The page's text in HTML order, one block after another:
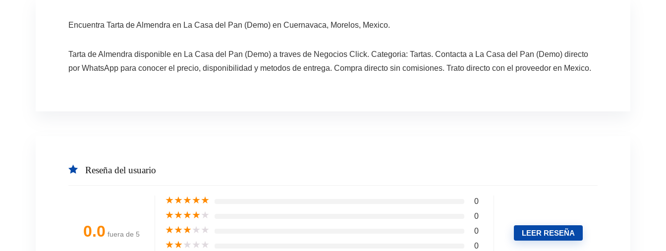
Encuentra Tarta de Almendra en La Casa del Pan (Demo) en Cuernavaca, Morelos, Mexico.
Tarta de Almendra disponible en La Casa del Pan (Demo) a traves de Negocios Click. Categoria: Tartas. Contacta a La Casa del Pan (Demo) directo
por WhatsApp para conocer el precio, disponibilidad y metodos de entrega. Compra directo sin comisiones. Trato directo con el proveedor en Mexico.
Reseña del usuario
0.0 fuera de 5
★★★★★ 0
★★★★★ 0
★★★★★ 0
★★★★★ 0
LEER RESEÑA